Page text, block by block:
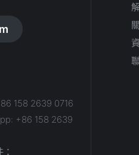
158 2639 0716
+86 158 2639